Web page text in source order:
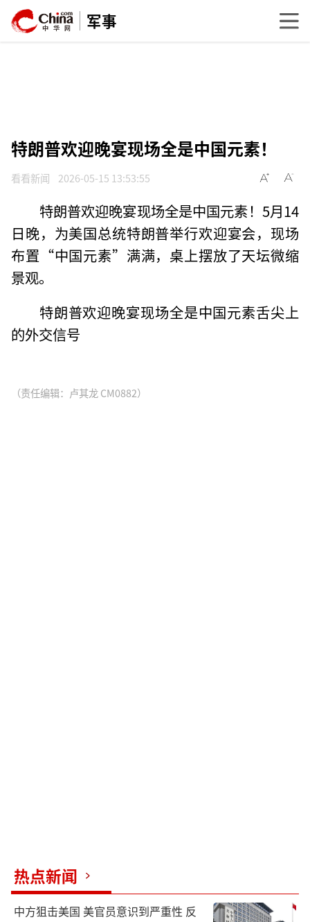
军事
特朗普欢迎晚宴现场全是中国元素！
看看新闻 2026-05-15 13:53:55
特朗普欢迎晚宴现场全是中国元素！5月14
日晚，为美国总统特朗普举行欢迎宴会，现场
布置“中国元素”满满，桌上摆放了天坛微缩
景观。
特朗普欢迎晚宴现场全是中国元素舌尖上
的外交信号
（责任编辑：卢其龙 CM0882）
热点新闻
中方狙击美国 美官员意识到严重性 反